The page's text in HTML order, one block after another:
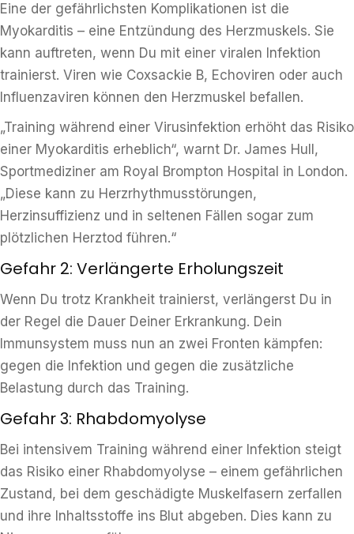
Eine der gefährlichsten Komplikationen ist die
Myokarditis – eine Entzündung des Herzmuskels. Sie
kann auftreten, wenn Du mit einer viralen Infektion
trainierst. Viren wie Coxsackie B, Echoviren oder auch
Influenzaviren können den Herzmuskel befallen.
„Training während einer Virusinfektion erhöht das Risiko
einer Myokarditis erheblich“, warnt Dr. James Hull,
Sportmediziner am Royal Brompton Hospital in London.
„Diese kann zu Herzrhythmusstörungen,
Herzinsuffizienz und in seltenen Fällen sogar zum
plötzlichen Herztod führen.“
Gefahr 2: Verlängerte Erholungszeit
Wenn Du trotz Krankheit trainierst, verlängerst Du in
der Regel die Dauer Deiner Erkrankung. Dein
Immunsystem muss nun an zwei Fronten kämpfen:
gegen die Infektion und gegen die zusätzliche
Belastung durch das Training.
Gefahr 3: Rhabdomyolyse
Bei intensivem Training während einer Infektion steigt
das Risiko einer Rhabdomyolyse – einem gefährlichen
Zustand, bei dem geschädigte Muskelfasern zerfallen
und ihre Inhaltsstoffe ins Blut abgeben. Dies kann zu